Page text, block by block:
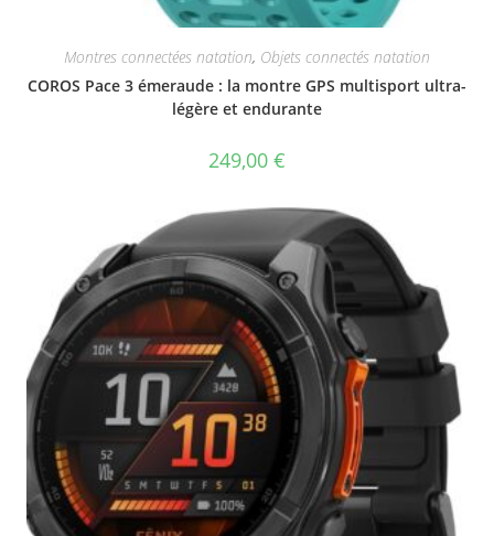
Montres connectées natation, Objets connectés natation
COROS Pace 3 émeraude : la montre GPS multisport ultra-
légère et endurante
249,00 €